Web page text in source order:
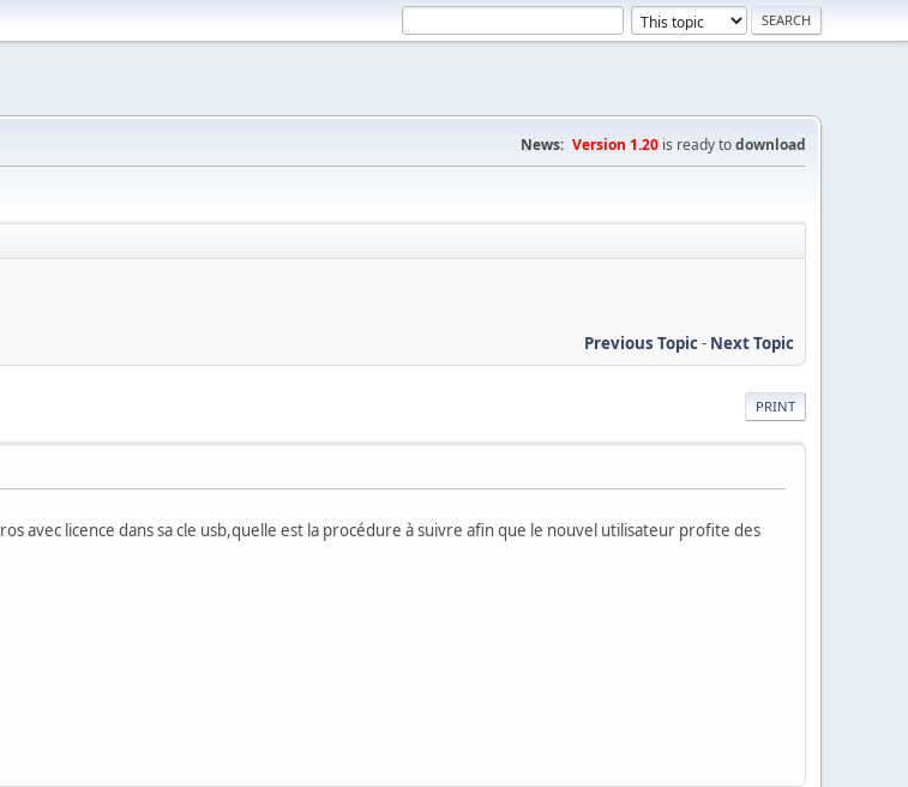
News: Version 1.20 is ready todownload
Previous Topic- Next Topic
PRINT
avec licence dans sa cle usb,quelle est la procédure à suivre afin que le nouvel utilisateur profite des